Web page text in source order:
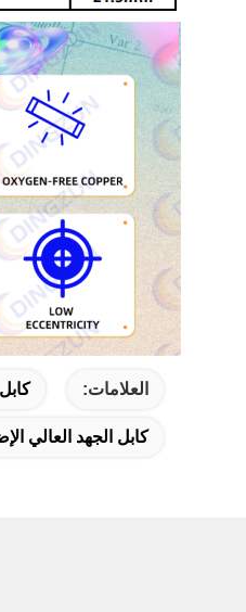
العلامات:
كابل الجهد العالي